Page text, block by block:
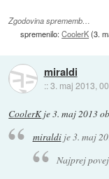
Zgodovina sprememb…
spremenilo:CoolerK(3.
miraldi
::3. maj 2013,
CoolerKje3. maj 2013
miraldije3. maj
Najprej